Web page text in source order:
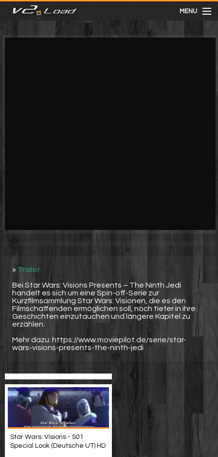
MENU
meist gesehen
» Trailer
Bei Star Wars: Visions Presents – The Ninth Jedi
handelt es sich um eine Spin-off-Serie zur
Kurzfilmsammlung Star Wars: Visionen, die es den
Filmschaffenden ermöglichen soll, noch tiefer in ihre
Geschichten einzutauchen und längere Kapitel zu
erzählen.
Mehr dazu: https://www.moviepilot.de/serie/star-
wars-visions-presents-the-ninth-jedi
Star Wars: Visions - S01
Special Look (Deutsche UT) HD